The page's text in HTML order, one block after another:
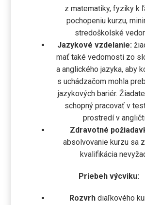
z matematiky, fyziky k
pochopeniu kurzu,
stredoškolské
Jazykové vzdelanie:
mať také vedomosti zo
a anglického jazyka, aby
s uchádzačom mohla
jazykových bariér.
schopný pracovať v
prostredí v
Zdravotné
absolvovanie kurzu sa
kvalifikácia
Priebeh výcviku:
Rozvrh diaľkového